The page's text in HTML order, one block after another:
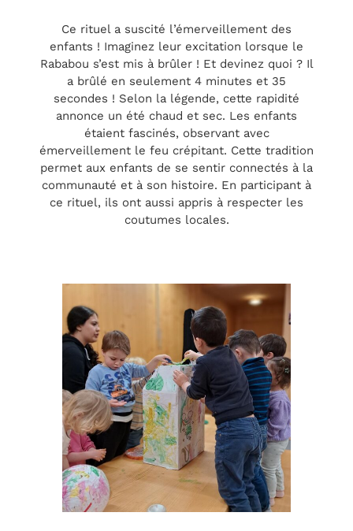
Ce rituel a suscité l’émerveillement des
enfants ! Imaginez leur excitation lorsque le
Rababou s’est mis à brûler ! Et devinez quoi ? Il
a brûlé en seulement 4 minutes et 35
secondes ! Selon la légende, cette rapidité
annonce un été chaud et sec. Les enfants
étaient fascinés, observant avec
émerveillement le feu crépitant. Cette tradition
permet aux enfants de se sentir connectés à la
communauté et à son histoire. En participant à
ce rituel, ils ont aussi appris à respecter les
coutumes locales.